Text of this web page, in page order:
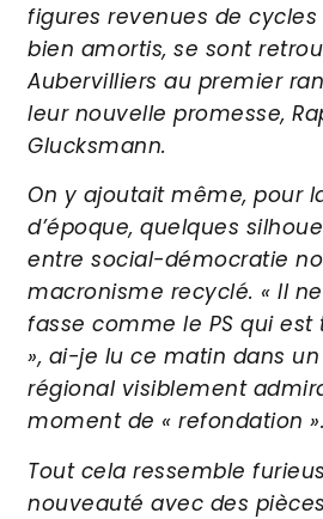
figures revenues de
bien amortis, se sont
Aubervilliers au premier
leur nouvelle promesse,
Glucksmann.
On y ajoutait même, pour
d’époque, quelques
entre social-démocratie
macronisme recyclé. « Il
fasse comme le PS qui est
», ai-je lu ce matin dans
régional visiblement
moment de « refondation ».
Tout cela ressemble
nouveauté avec des